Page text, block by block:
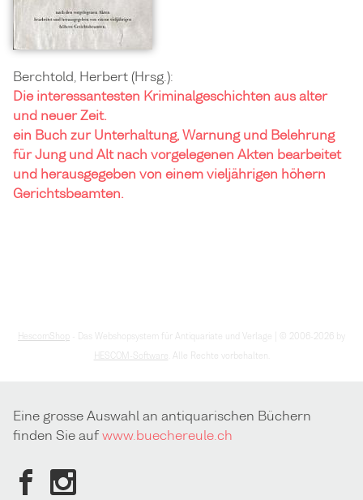
Berchtold, Herbert (Hrsg.):
Die interessantesten Kriminalgeschichten aus alter
und neuer Zeit.
ein Buch zur Unterhaltung, Warnung und Belehrung
für Jung und Alt nach vorgelegenen Akten bearbeitet
und herausgegeben von einem vieljährigen höhern
Gerichtsbeamten.
HescomShop
- Das Webshopsystem für Antiquariate und Verlage | © 2006-2026 by
HESCOM-Software
. Alle Rechte vorbehalten.
Eine grosse Auswahl an antiquarischen Büchern
finden Sie aufwww.buechereule.ch